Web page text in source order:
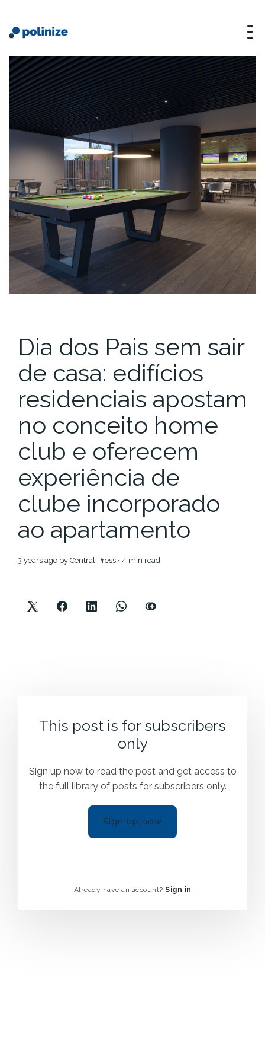
Dia dos Pais sem sair
de casa: edifícios
residenciais apostam
no conceito home
club e oferecem
experiência de
clube incorporado
ao apartamento
3 years ago by Central Press • 4 min read
This post is for subscribers
only
Sign up now to read the post and get access to
the full library of posts for subscribers only.
Sign up now
Already have an account? Sign in